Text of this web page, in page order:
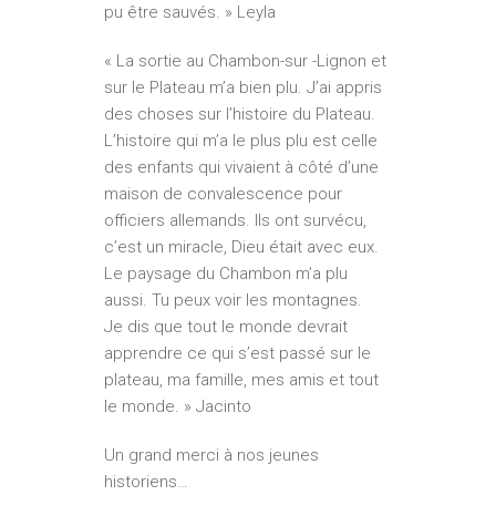
pu être sauvés. » Leyla
« La sortie au Chambon-sur -Lignon et
sur le Plateau m’a bien plu. J’ai appris
des choses sur l’histoire du Plateau.
L’histoire qui m’a le plus plu est celle
des enfants qui vivaient à côté d’une
maison de convalescence pour
officiers allemands. Ils ont survécu,
c’est un miracle, Dieu était avec eux.
Le paysage du Chambon m’a plu
aussi. Tu peux voir les montagnes.
Je dis que tout le monde devrait
apprendre ce qui s’est passé sur le
plateau, ma famille, mes amis et tout
le monde. » Jacinto
Un grand merci à nos jeunes
historiens…